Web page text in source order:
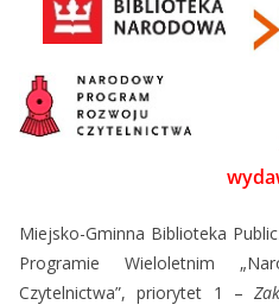
Miejsko-Gminna Biblioteka
Programie Wieloletnim
Czytelnictwa”, priorytet 1 –